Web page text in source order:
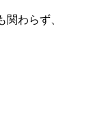
わらず、